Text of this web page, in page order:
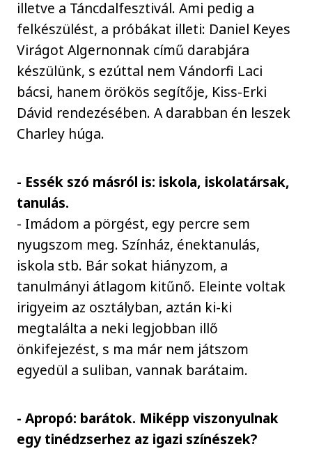
illetve a Táncdalfesztivál. Ami pedig a
felkészülést, a próbákat illeti: Daniel Keyes
Virágot Algernonnak című darabjára
készülünk, s ezúttal nem Vándorfi Laci
bácsi, hanem örökös segítője, Kiss-Erki
Dávid rendezésében. A darabban én leszek
Charley húga.
- Essék szó másról is: iskola, iskolatársak,
tanulás.
- Imádom a pörgést, egy percre sem
nyugszom meg. Színház, énektanulás,
iskola stb. Bár sokat hiányzom, a
tanulmányi átlagom kitűnő. Eleinte voltak
irigyeim az osztályban, aztán ki-ki
megtalálta a neki legjobban illő
önkifejezést, s ma már nem játszom
egyedül a suliban, vannak barátaim.
- Apropó: barátok. Miképp viszonyulnak
egy tinédzserhez az igazi színészek?